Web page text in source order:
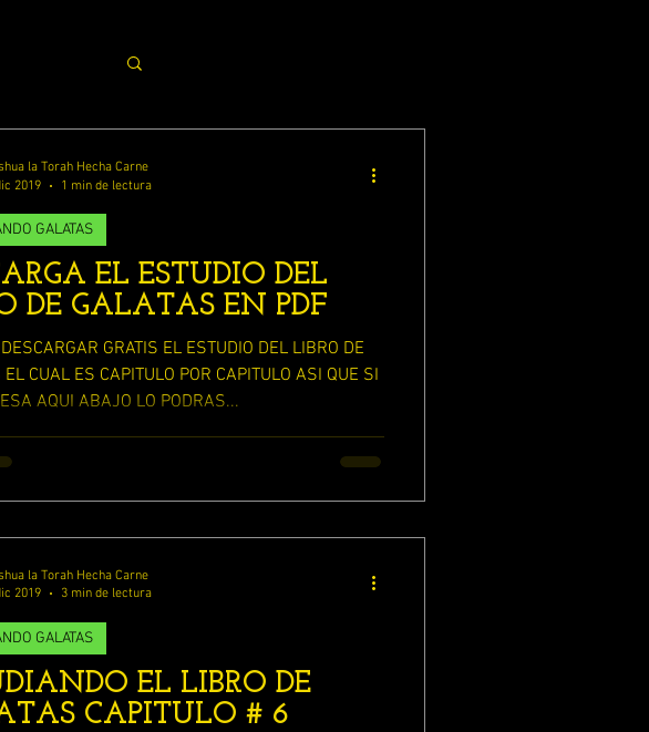
EL ESTUDIO DEL
DE GALATAS EN PDF
GRATIS EL ESTUDIO DEL LIBRO DE
EL CUAL ES CAPITULO POR CAPITULO ASI QUE SI
AQUI ABAJO LO PODRAS...
GALATAS
la Torah Hecha Carne
2019
1 min de lectura
EL LIBRO DE
CAPITULO # 6
GALATAS
la Torah Hecha Carne
2019
3 min de lectura